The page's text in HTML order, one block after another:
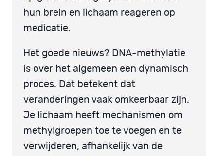
hun brein en lichaam reageren op
medicatie.
Het goede nieuws? DNA-methylatie
is over het algemeen een dynamisch
proces. Dat betekent dat
veranderingen vaak omkeerbaar zijn.
Je lichaam heeft mechanismen om
methylgroepen toe te voegen en te
verwijderen, afhankelijk van de